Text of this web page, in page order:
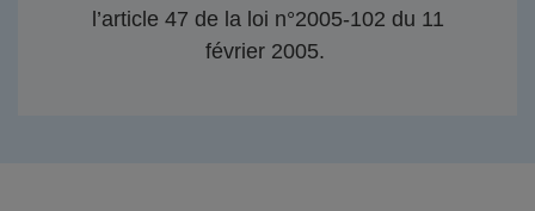
l’article 47 de la loi n°2005-102 du 11
février 2005.